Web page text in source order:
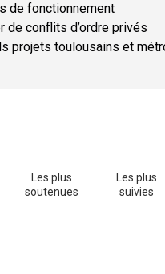
de fonctionnement
de conflits d’ordre privés
projets toulousains et
Les plus
soutenues
Les plus
suivies